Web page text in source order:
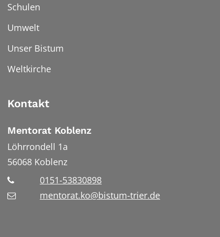
Schulen
Umwelt
Unser Bistum
Weltkirche
Kontakt
Mentorat Koblenz
Löhrrondell 1a
56068 Koblenz
0151-53830898
mentorat.ko@bistum-trier.de